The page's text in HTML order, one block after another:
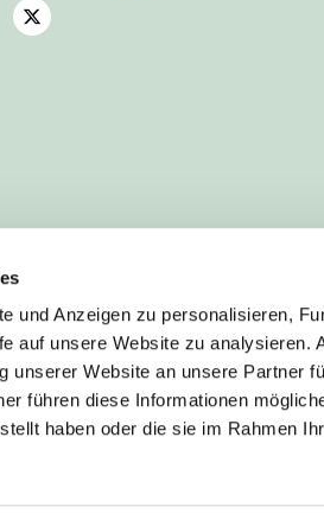
und Anzeigen zu personalisieren,
auf unsere Website zu analysieren.
unserer Website an unsere Partner
führen diese Informationen
haben oder die sie im Rahmen
Deutsch